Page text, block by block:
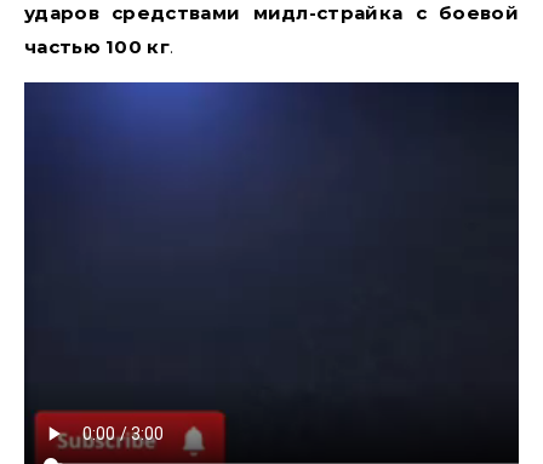
ударов средствами мидл-страйка с боевой
частью 100 кг.